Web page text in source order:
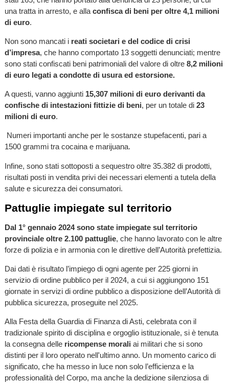
una tratta in arresto, e alla confisca di beni per oltre 4,1 milioni
di euro.
Non sono mancati ireati societari e del codice di crisi
d’impresa, che hanno comportato 13 soggetti denunciati; mentre
sono stati confiscati beni patrimoniali del valore di oltre 8,2 milioni
di euro legati a condotte di usura ed estorsione.
A questi, vanno aggiunti 15,307 milioni di euro derivanti da
confische di intestazioni fittizie di beni, per un totale di 23
milioni di euro.
Numeri importanti anche per le sostanze stupefacenti, pari a
1500 grammi tra cocaina e marijuana.
Infine, sono stati sottoposti a sequestro oltre 35.382 di prodotti,
risultati posti in vendita privi dei necessari elementi a tutela della
salute e sicurezza dei consumatori.
Pattuglie impiegate sul territorio
Dal 1° gennaio 2024 sono state impiegate sul territorio
provinciale oltre 2.100 pattuglie, che hanno lavorato con le altre
forze di polizia e in armonia con le direttive dell’Autorità prefettizia.
Dai dati è risultato l’impiego di ogni agente per 225 giorni in
servizio di ordine pubblico per il 2024, a cui si aggiungono 151
giornate in servizi di ordine pubblico a disposizione dell’Autorità di
pubblica sicurezza, proseguite nel 2025.
Alla Festa della Guardia di Finanza di Asti, celebrata con il
tradizionale spirito di disciplina e orgoglio istituzionale, si è tenuta
la consegna delle ricompense morali ai militari che si sono
distinti per il loro operato nell'ultimo anno. Un momento carico di
significato, che ha messo in luce non solo l’efficienza e la
professionalità del Corpo, ma anche la dedizione silenziosa di